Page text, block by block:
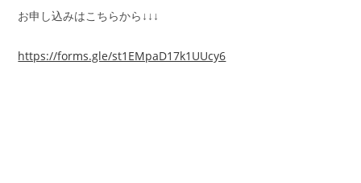
お申し込みはこちらから↓↓↓
https://forms.gle/st1EMpaD17k1UUcy6